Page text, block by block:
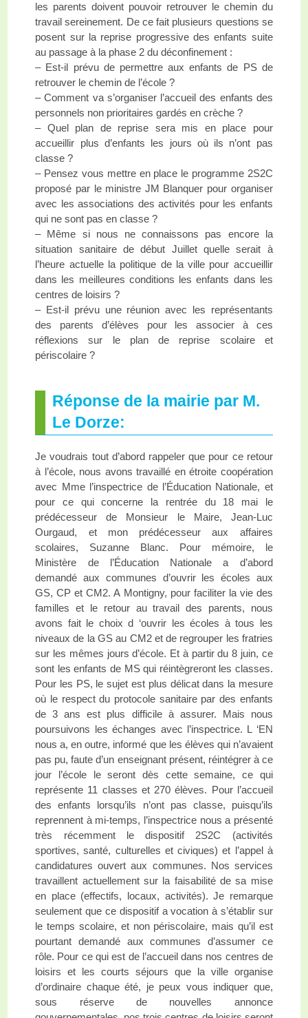
les parents doivent pouvoir retrouver le chemin du
travail sereinement. De ce fait plusieurs questions se
posent sur la reprise progressive des enfants suite
au passage à la phase 2 du déconfinement :
– Est-il prévu de permettre aux enfants de PS de
retrouver le chemin de l’école ?
– Comment va s’organiser l’accueil des enfants des
personnels non prioritaires gardés en crèche ?
– Quel plan de reprise sera mis en place pour
accueillir plus d’enfants les jours où ils n’ont pas
classe ?
– Pensez vous mettre en place le programme 2S2C
proposé par le ministre JM Blanquer pour organiser
avec les associations des activités pour les enfants
qui ne sont pas en classe ?
– Même si nous ne connaissons pas encore la
situation sanitaire de début Juillet quelle serait à
l’heure actuelle la politique de la ville pour accueillir
dans les meilleures conditions les enfants dans les
centres de loisirs ?
– Est-il prévu une réunion avec les représentants
des parents d’élèves pour les associer à ces
réflexions sur le plan de reprise scolaire et
périscolaire ?
Réponse de la mairie par M.
Le Dorze:
Je voudrais tout d’abord rappeler que pour ce retour
à l’école, nous avons travaillé en étroite coopération
avec Mme l’inspectrice de l’Éducation Nationale, et
pour ce qui concerne la rentrée du 18 mai le
prédécesseur de Monsieur le Maire, Jean-Luc
Ourgaud, et mon prédécesseur aux affaires
scolaires, Suzanne Blanc. Pour mémoire, le
Ministère de l’Éducation Nationale a d’abord
demandé aux communes d’ouvrir les écoles aux
GS, CP et CM2. A Montigny, pour faciliter la vie des
familles et le retour au travail des parents, nous
avons fait le choix d ‘ouvrir les écoles à tous les
niveaux de la GS au CM2 et de regrouper les fratries
sur les mêmes jours d’école. Et à partir du 8 juin, ce
sont les enfants de MS qui réintègreront les classes.
Pour les PS, le sujet est plus délicat dans la mesure
où le respect du protocole sanitaire par des enfants
de 3 ans est plus difficile à assurer. Mais nous
poursuivons les échanges avec l’inspectrice. L ‘EN
nous a, en outre, informé que les élèves qui n’avaient
pas pu, faute d’un enseignant présent, réintégrer à ce
jour l’école le seront dès cette semaine, ce qui
représente 11 classes et 270 élèves. Pour l’accueil
des enfants lorsqu’ils n’ont pas classe, puisqu’ils
reprennent à mi-temps, l’inspectrice nous a présenté
très récemment le dispositif 2S2C (activités
sportives, santé, culturelles et civiques) et l’appel à
candidatures ouvert aux communes. Nos services
travaillent actuellement sur la faisabilité de sa mise
en place (effectifs, locaux, activités). Je remarque
seulement que ce dispositif a vocation à s’établir sur
le temps scolaire, et non périscolaire, mais qu’il est
pourtant demandé aux communes d’assumer ce
rôle. Pour ce qui est de l’accueil dans nos centres de
loisirs et les courts séjours que la ville organise
d’ordinaire chaque été, je peux vous indiquer que,
sous réserve de nouvelles annonce